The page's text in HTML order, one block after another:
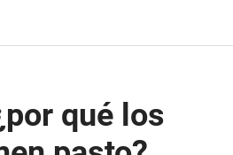
qué los